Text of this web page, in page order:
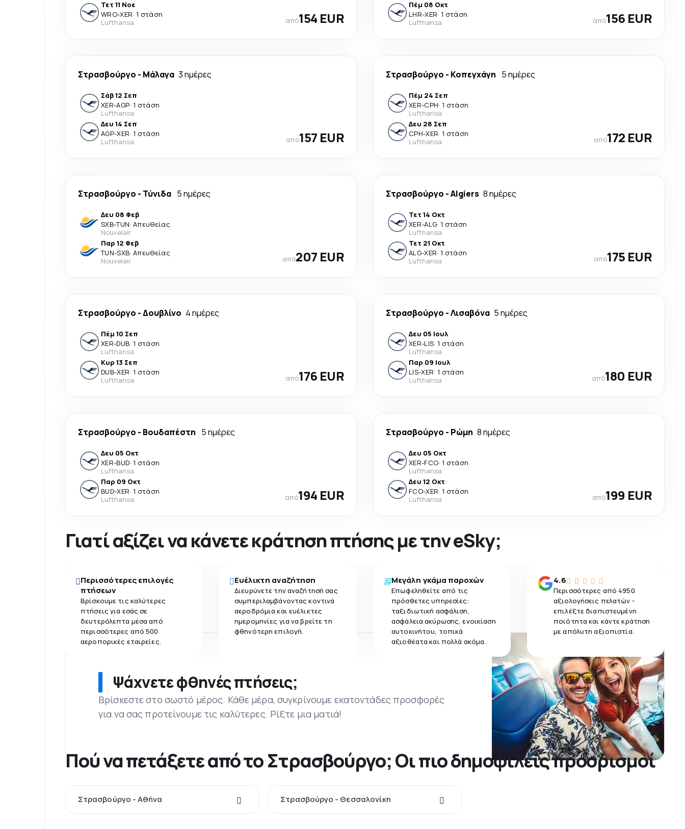
Τετ 11 Νοε
WRO-XER· 1 στάση
Lufthansa
από154 EUR
Πέμ 08 Οκτ
LHR-XER· 1 στάση
Lufthansa
από156 EUR
Στρασβούργο - Μάλαγα 3 ημέρες
Σάβ 12 Σεπ
XER-AGP· 1 στάση
Lufthansa
Δευ 14 Σεπ
AGP-XER· 1 στάση
Lufthansa
από157 EUR
Στρασβούργο - Κοπεγχάγη 5 ημέρες
Πέμ 24 Σεπ
XER-CPH· 1 στάση
Lufthansa
Δευ 28 Σεπ
CPH-XER· 1 στάση
Lufthansa
από172 EUR
Στρασβούργο - Τύνιδα 5 ημέρες
Δευ 08 Φεβ
SXB-TUN· Απευθείας
Nouvelair
Παρ 12 Φεβ
TUN-SXB· Απευθείας
Nouvelair
από207 EUR
Στρασβούργο -Algiers 8 ημέρες
Τετ 14 Οκτ
XER-ALG· 1 στάση
Lufthansa
Τετ 21 Οκτ
ALG-XER· 1 στάση
Lufthansa
από175 EUR
Στρασβούργο -Δουβλίνο 4 ημέρες
Πέμ 10 Σεπ
XER-DUB· 1 στάση
Lufthansa
Κυρ 13 Σεπ
DUB-XER· 1 στάση
Lufthansa
από176 EUR
Στρασβούργο -Λισαβόνα 5 ημέρες
Δευ 05 Ιουλ
XER-LIS· 1 στάση
Lufthansa
Παρ 09 Ιουλ
LIS-XER· 1 στάση
Lufthansa
από180 EUR
Στρασβούργο - Βουδαπέστη 5 ημέρες
Δευ 05 Οκτ
XER-BUD· 1 στάση
Lufthansa
Παρ 09 Οκτ
BUD-XER· 1 στάση
Lufthansa
από194 EUR
Στρασβούργο - Ρώμη 8 ημέρες
Δευ 05 Οκτ
XER-FCO· 1 στάση
Lufthansa
Δευ 12 Οκτ
FCO-XER· 1 στάση
Lufthansa
από199 EUR
Γιατί αξίζει να κάνετε κράτηση πτήσης με την eSky;
Περισσότερες επιλογές
πτήσεων
Βρίσκουμε τις καλύτερες
πτήσεις για εσάς σε
δευτερόλεπτα μέσα από
περισσότερες από 500
αεροπορικές εταιρείες.
Ευέλικτη αναζήτηση
Διευρύνετε την αναζήτησή σας
συμπεριλαμβάνοντας κοντινά
αεροδρόμια και ευέλικτες
ημερομηνίες για να βρείτε τη
φθηνότερη επιλογή.
Μεγάλη γκάμα παροχών
Επωφεληθείτε από τις
πρόσθετες υπηρεσίες:
ταξιδιωτική ασφάλιση,
ασφάλεια ακύρωσης, ενοικίαση
αυτοκινήτου, τοπικά
αξιοθέατα και πολλά ακόμα.
4.6
Περισσότερες από 4950
αξιολογήσεις πελατών -
επιλέξτε διαπιστευμένη
ποιότητα και κάντε κράτηση
με απόλυτη αξιοπιστία.
Ψάχνετε φθηνές πτήσεις;
Βρίσκεστε στο σωστό μέρος. Κάθε μέρα, συγκρίνουμε εκατοντάδες προσφορές
για να σας προτείνουμε τις καλύτερες. Ρίξτε μια ματιά!
Πού να πετάξετε από το Στρασβούργο; Οι πιο δημοφιλείς προορισμοί
Στρασβούργο - Αθήνα Στρασβούργο - Θεσσαλονίκη